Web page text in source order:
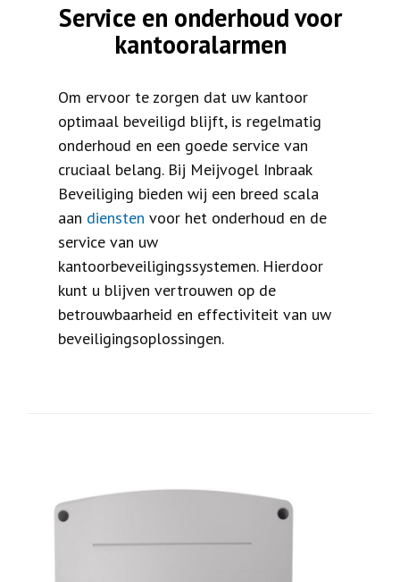
Service en onderhoud voor
kantooralarmen
Om ervoor te zorgen dat uw kantoor
optimaal beveiligd blijft, is regelmatig
onderhoud en een goede service van
cruciaal belang. Bij Meijvogel Inbraak
Beveiliging bieden wij een breed scala
aan diensten voor het onderhoud en de
service van uw
kantoorbeveiligingssystemen. Hierdoor
kunt u blijven vertrouwen op de
betrouwbaarheid en effectiviteit van uw
beveiligingsoplossingen.